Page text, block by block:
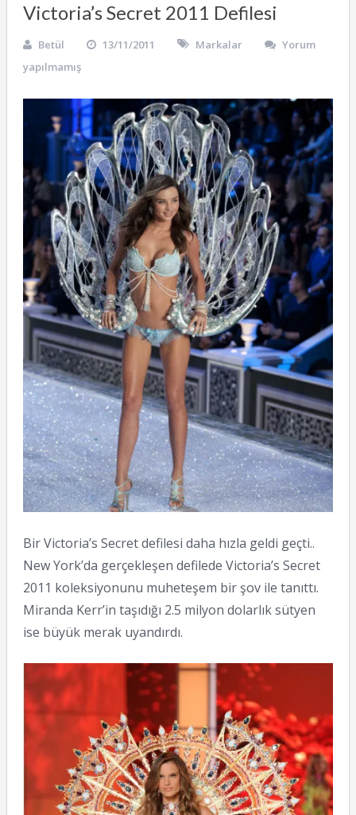
Victoria’s Secret 2011 Defilesi
Betül 13/11/2011 Markalar
Yorum
yapılmamış
Bir Victoria’s Secret defilesi daha hızla geldi geçti..
New York’da gerçekleşen defilede Victoria’s Secret
2011 koleksiyonunu muheteşem bir şov ile tanıttı.
Miranda Kerr’in taşıdığı 2.5 milyon dolarlık sütyen
ise büyük merak uyandırdı.